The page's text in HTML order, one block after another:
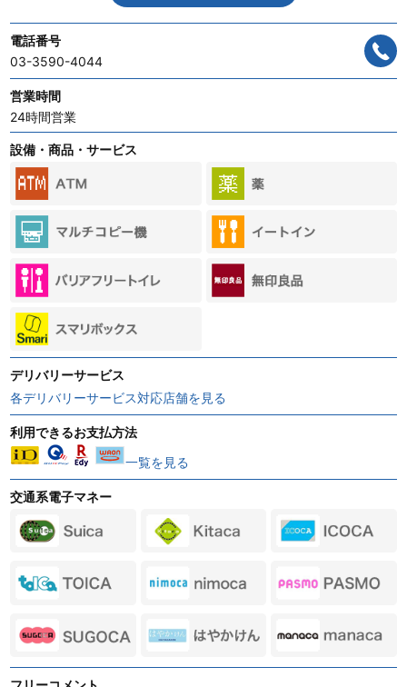
電話番号
03-3590-4044
営業時間
24時間営業
設備・商品・サービス
デリバリーサービス
各デリバリーサービス対応店舗を見る
利用できるお支払方法
一覧を見る
交通系電子マネー